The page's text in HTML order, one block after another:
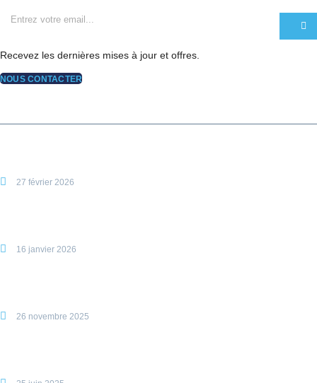
Recevez les dernières mises à jour et offres.
NOUS CONTACTER
27 février 2026
16 janvier 2026
26 novembre 2025